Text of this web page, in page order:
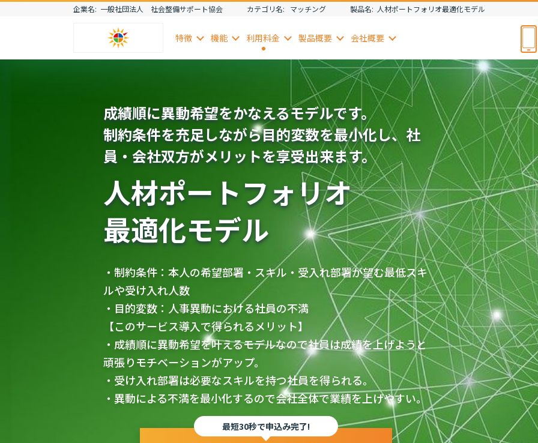
企業名: 一般社団法人 社会整備サポート協会 カテゴリ名: マッチング 製品名: 人材ポートフォリオ最適化モデル
特徴 機能 利用料金 製品概要 会社概要
成績順に異動希望をかなえるモデルです。
制約条件を充足しながら目的変数を最小化し、社
員・会社双方がメリットを享受出来ます。
人材ポートフォリオ
最適化モデル
・制約条件：本人の希望部署・スキル・受入れ部署が望む最低スキ
ルや受け入れ人数
・目的変数：人事異動における社員の不満
【このサービス導入で得られるメリット】
・成績順に異動希望を叶えるモデルなので社員は成績を上げようと
頑張りモチベーションがアップ。
・受け入れ部署は必要なスキルを持つ社員を得られる。
・異動による不満を最小化するので会社全体で業績を上げやすい。
最短30秒で申込み完了!